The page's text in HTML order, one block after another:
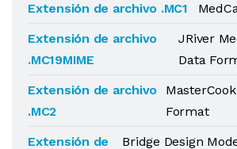
Extensión de archivo .MC1
Extensión de archivo
.MC19MIME
JRiver
Data
Extensión de archivo
.MC2
Format
Extensión de
Bridge Design